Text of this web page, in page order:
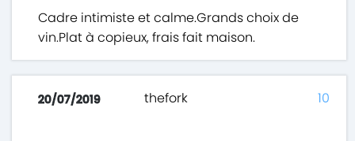
Cadre intimiste et calme.Grands choix de
vin.Plat à copieux, frais fait maison.
20/07/2019 thefork 10